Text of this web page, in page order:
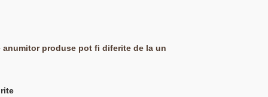
produse pot fi diferite de la un